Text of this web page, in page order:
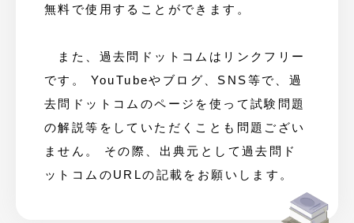
無料で使用することができます。
また、過去問ドットコムはリンクフリー
です。 YouTubeやブログ、SNS等で、過
去問ドットコムのページを使って試験問題
の解説等をしていただくことも問題ござい
ません。 その際、出典元として過去問ド
ットコムのURLの記載をお願いします。